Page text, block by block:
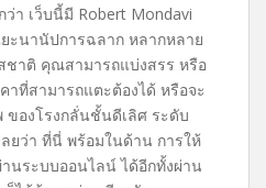
ว่า เว็บนี้มี Robert Mondavi
ยะนานัปการฉลาก หลากหลาย
ชาติ คุณสามารถแบ่งสรร หรือ
าที่สามารถแตะต้องได้ หรือจะ
องโรงกลั่นชั้นดีเลิศ ระดับ
ยว่า ที่นี่ พร้อมในด้าน การให้
นระบบออนไลน์ ได้อีกทั้งผ่าน